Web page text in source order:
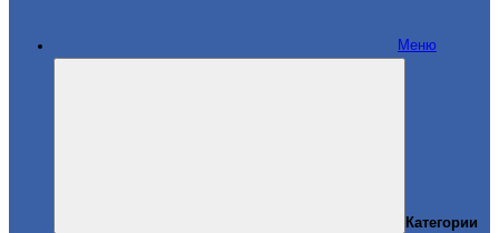
Меню
Категории